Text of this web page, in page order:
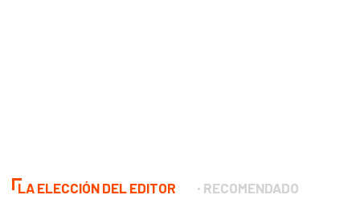
LA ELECCIÓN DEL EDITOR
RECOMENDADO